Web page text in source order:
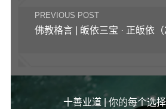
PREVIOUS POST
佛教格言 | 皈依三宝 · 正皈依（
十善业道 | 你的每个选